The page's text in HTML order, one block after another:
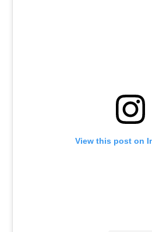
View this post on